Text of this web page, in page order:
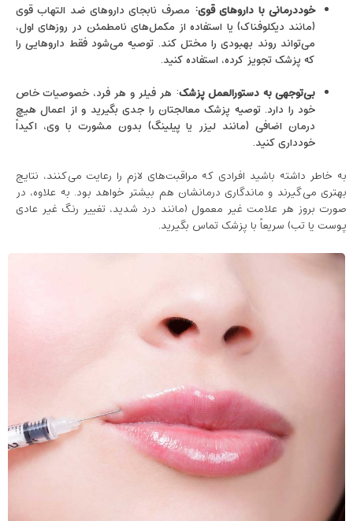
خوددرمانی با داروهای قوی: مصرف نابجای داروهای ضد التهاب قوی
(مانند دیکلوفناک) یا استفاده از مکمل‌های نامطمئن در روزهای اول،
می‌تواند روند بهبودی را مختل کند. توصیه می‌شود فقط داروهایی را
که پزشک تجویز کرده، استفاده کنید.
بی‌توجهی به دستورالعمل پزشک: هر فیلر و هر فرد، خصوصیات خاص
خود را دارد. توصیه پزشک معالجتان را جدی بگیرید و از اعمال هیچ
درمان اضافی (مانند لیزر یا پیلینگ) بدون مشورت با وی، اکیداً
خودداری کنید.
به خاطر داشته باشید افرادی که مراقبت‌های لازم را رعایت می‌کنند، نتایج
بهتری می‌گیرند و ماندگاری درمانشان هم بیشتر خواهد بود. به علاوه، در
صورت بروز هر علامت غیر معمول (مانند درد شدید، تغییر رنگ غیر عادی
پوست یا تب) سریعاً با پزشک تماس بگیرید.